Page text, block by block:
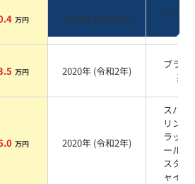
万円 2020年 (令和2年)
ブラッ
系
万円 2020年 (令和2年)
ブラッ
系
万円 2020年 (令和2年)
スパー
リング
ラック
ールク
スタル
ャイン